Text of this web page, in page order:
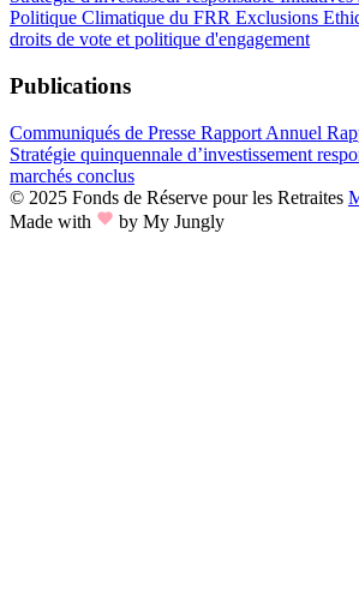
Politique Climatique du FRR Exclusions
droits de vote et politique d'engagement
Publications
Communiqués de Presse Rapport Annuel
Stratégie quinquennale d’investissement
marchés conclus
© 2025 Fonds de Réserve pour les Retraites
Made with
by My Jungly